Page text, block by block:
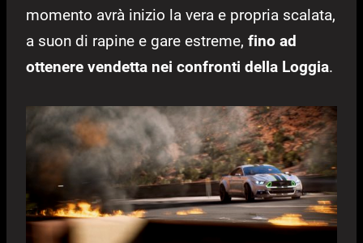
momento avrà inizio la vera e propria scalata,
a suon di rapine e gare estreme, fino ad
ottenere vendetta nei confronti della Loggia.